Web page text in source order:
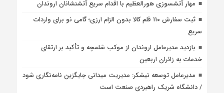
مهار آتشسوزی هورالعظیم با اقدام سریع آتشنشانان اروندان
ثبت سفارش ۱۱۰ قلم کالا بدون الزام ارزی؛ گامی نو برای واردات
سریع
بازدید مدیرعامل اروندان از موکب شلمچه و تأکید بر ارتقای
خدمات به زائران اربعین
مدیرعامل توسعه نیشکر: مدیریت میدانی جایگزین نامه‌نگاری شود
/ دانشگاه شریک راهبردی صنعت است